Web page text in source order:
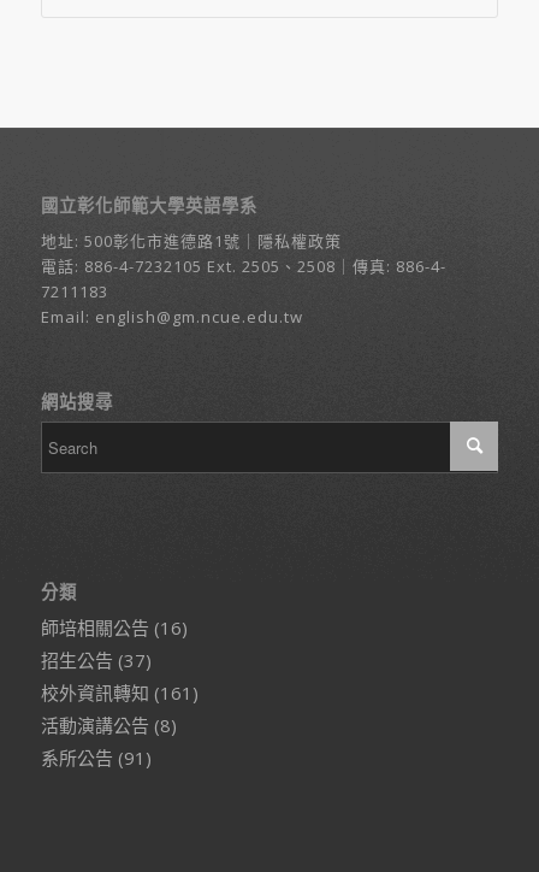
國立彰化師範大學英語學系
地址: 500彰化市進德路1號 ｜ 隱私權政策
電話: 886-4-7232105 Ext. 2505、2508｜傳真: 886-4-
7211183
Email: english@gm.ncue.edu.tw
網站搜尋
分類
師培相關公告 (16)
招生公告 (37)
校外資訊轉知 (161)
活動演講公告 (8)
系所公告 (91)